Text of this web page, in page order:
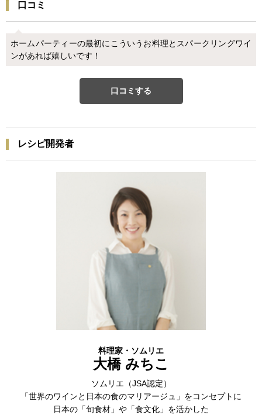
口コミ
ホームパーティーの最初にこういうお料理とスパークリングワイ
ンがあれば嬉しいです！
口コミする
レシピ開発者
料理家・ソムリエ
大橋 みちこ
ソムリエ（JSA認定）
「世界のワインと日本の食のマリアージュ」をコンセプトに
日本の「旬食材」や「食文化」を活かした